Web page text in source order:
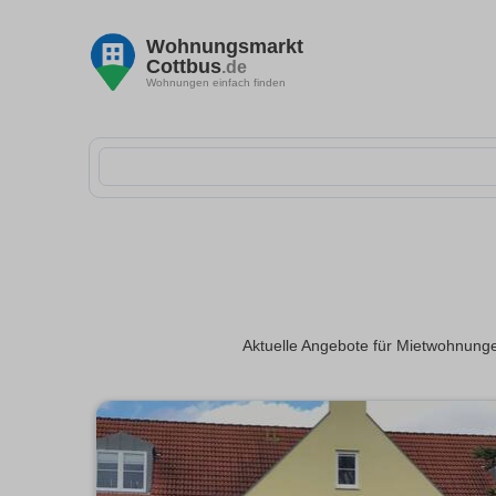
Wohnungsmarkt
Cottbus.de
Wohnungen einfach finden
Aktuelle Angebote für